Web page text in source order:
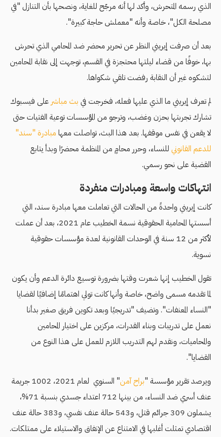
الذي رسمه المتحرش، وأكد لها أنه مرجّح للغاية، ونصحها بأن التنازل "في
مصلحة الكل"، خاصة وأنه "معملش حاجة كبيرة".
بعد أن صرفت إيريني النظر عن تحرير محضر ضد المحامي الذي تحرش
بها، خوفًا من قضاء ليلتها محتجزة في القسم، توجهت إلى نقابة المحامين
لتشكوه غير أن النقابة رفضت تلقي شكواها.
لم تعرف إيريني ما الذي عليها فعله، فخرجت في بث مباشرعلى فيسبوك
تشارك تجربتها بحزن وغضب، وترجو من المؤسسات توعية الفتيات حتى
لا يقعن في نفس موقفها. بعد هذا البث، تواصلت معها مبادرة "سند"
للدعم القانوني للنساء، وحرر محامٍ من المنظمة محضرًا وبدأ يتابع
القضية على نحو رسمي.
انتهاكات واسعة ومبادرات منفردة
كانت إيريني واحدةً من الحالات التي تعاملت معها مبادرة سند، التي
أسستها المحامية الحقوقية نسمة الخطيب عام 2021، بعد أن عملت
لأكثر من 12 سنة في الوحدات القانونية لعدة مؤسسات حقوقية
نسوية.
تقول الخطيب إنها شعرت وقتها بضرورة توسيع دائرة الدعم وأن يكون
لما تقدمه مسمى واضح، خاصة وأنها كانت تولي اهتمامًا إضافيًا لقضايا
"النساء المعنفات". وتضيف "تدريجيًا وبعد تكوين فريق صغير بدأنا
نعمل على تدريبات وبناء القدرات، مركزين على اختيار المحامين
والمحاميات، ونقدم لهم التدريب اللازم للعمل على هذا النوع من
القضايا".
ويرصد تقرير مؤسسة "براح آمن
" السنوي لعام 2021، 1002 جريمة
عنف أسري ضد النساء، من بينها 712 اعتداء جسدي بنسبة 71%،
يشملون 309 جرائم قتل، و543 حالة عنف نفسي، و383 حالة عنف
اقتصادي تمثلت أغلبها في الامتناع عن الإنفاق والاستيلاء على ممتلكات.